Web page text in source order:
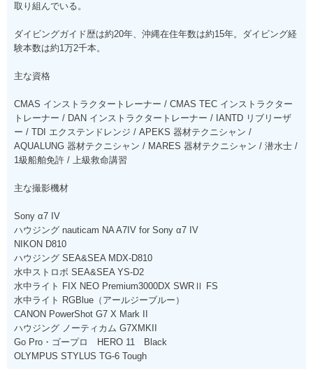
取り組んでいる。
ダイビングガイド歴は約20年、沖縄在住年数は約15年。ダイビング経
験本数は約1万2千本。
主な資格
CMAS インストラクタートレーナー / CMAS TEC インストラクター
トレーナー / DAN インストラクタートレーナー / IANTD リブリーザ
ー / TDI エクステンドレンジ / APEKS 器材テクニシャン /
AQUALUNG 器材テクニシャン / MARES 器材テクニシャン / 潜水士 /
1級船舶免許 / 上級救命講習
主な撮影機材
Sony α7 IV
ハウジング nauticam NA A7IV for Sony α7 IV
NIKON D810
ハウジング SEA&SEA MDX-D810
水中ストロボ SEA&SEA YS-D2
水中ライト FIX NEO Premium3000DX SWRⅡ FS
水中ライト RGBlue（アールジーブルー）
CANON PowerShot G7 X Mark II
ハウジング ノーティカム G7XMKII
Go Pro・ゴープロ HERO 11 Black
OLYMPUS STYLUS TG-6 Tough